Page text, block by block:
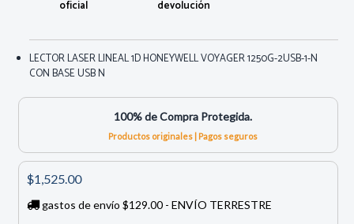
oficial
devolución
LECTOR LASER LINEAL 1D HONEYWELL VOYAGER 1250G-2USB-1-N
CON BASE USB N
100% de Compra Protegida.
Productos originales | Pagos seguros
$1,525.00
gastos de envío $129.00 - ENVÍO TERRESTRE